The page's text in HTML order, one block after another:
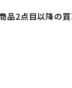
品2点目以降の